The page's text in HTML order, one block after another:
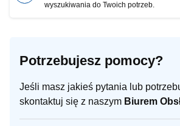
wyszukiwania do Twoich potrzeb.
Potrzebujesz pomocy?
Jeśli masz jakieś pytania lub
skontaktuj się z naszym Biurem